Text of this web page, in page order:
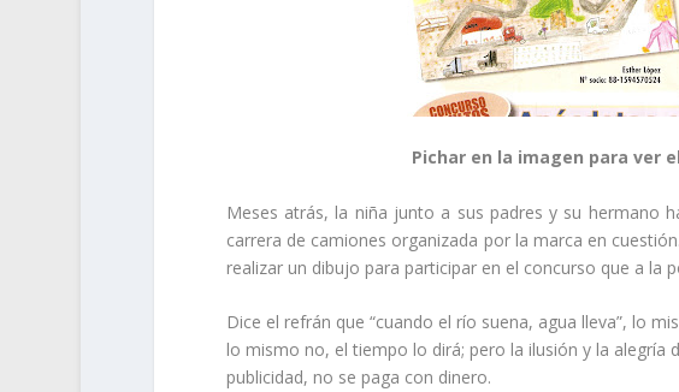
Pichar en la imagen para ver
Meses atrás, la niña junto a sus padres y su hermano
carrera de camiones organizada por la marca en
realizar un dibujo para participar en el concurso que a la
Dice el refrán que “cuando el río suena, agua lleva”, lo
lo mismo no, el tiempo lo dirá; pero la ilusión y la alegría
publicidad, no se paga con dinero.